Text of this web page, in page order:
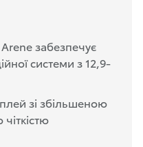
забезпечує
системи з 12,9-
зі збільшеною